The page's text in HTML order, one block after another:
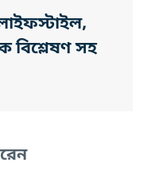
বিশ্লেষণ সহ